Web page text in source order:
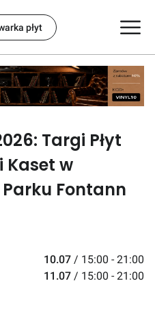
płyt
Targi Płyt
Kaset w
Fontann
10.07 / 15:00 - 21:00
11.07 / 15:00 - 21:00